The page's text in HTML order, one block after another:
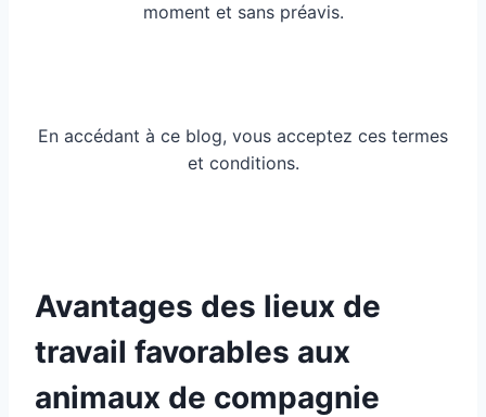
moment et sans préavis.
En accédant à ce blog, vous acceptez ces termes
et conditions.
Avantages des lieux de
travail favorables aux
animaux de compagnie